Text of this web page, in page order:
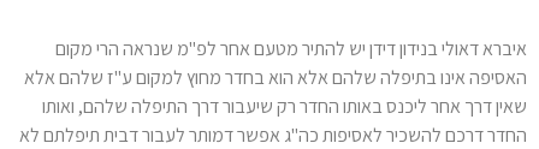
איברא דאולי בנידון דידן יש להתיר מטעם אחר לפ"מ שנראה הרי מקום
האסיפה אינו בתיפלה שלהם אלא הוא בחדר מחוץ למקום ע"ז שלהם אלא
שאין דרך אחר ליכנס באותו החדר רק שיעבור דרך התיפלה שלהם, ואותו
החדר דרכם להשכיר לאסיפות כה"ג אפשר דמותר לעבור דבית תיפלתם לא